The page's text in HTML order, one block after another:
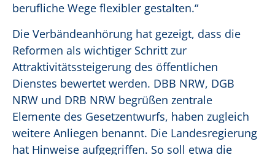
berufliche Wege flexibler gestalten.“
Die Verbändeanhörung hat gezeigt, dass die
Reformen als wichtiger Schritt zur
Attraktivitätssteigerung des öffentlichen
Dienstes bewertet werden. DBB NRW, DGB
NRW und DRB NRW begrüßen zentrale
Elemente des Gesetzentwurfs, haben zugleich
weitere Anliegen benannt. Die Landesregierung
hat Hinweise aufgegriffen. So soll etwa die